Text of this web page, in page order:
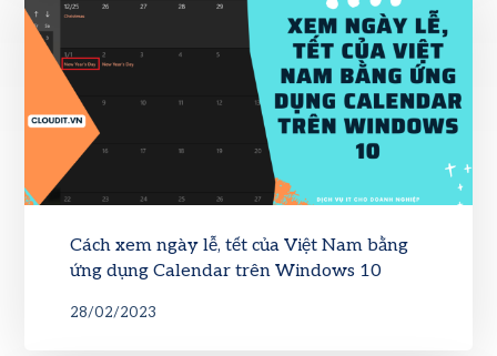
Cách xem ngày lễ, tết của Việt Nam bằng
ứng dụng Calendar trên Windows 10
28/02/2023